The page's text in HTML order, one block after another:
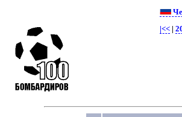
|<< |